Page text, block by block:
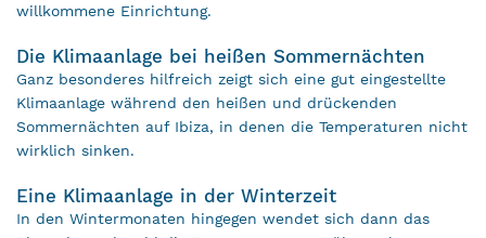
willkommene Einrichtung.
Die Klimaanlage bei heißen Sommernächten
Ganz besonderes hilfreich zeigt sich eine gut eingestellte
Klimaanlage während den heißen und drückenden
Sommernächten auf Ibiza, in denen die Temperaturen nicht
wirklich sinken.
Eine Klimaanlage in der Winterzeit
In den Wintermonaten hingegen wendet sich dann das